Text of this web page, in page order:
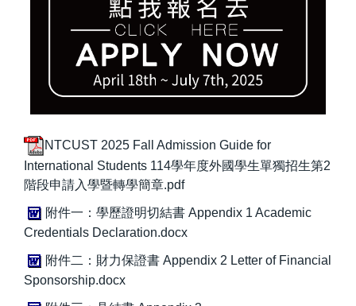
NTCUST 2025 Fall Admission Guide for
International Students 114學年度外國學生單獨招生第2
階段申請入學暨轉學簡章.pdf
附件一：學歷證明切結書 Appendix 1 Academic
Credentials Declaration.docx
附件二：財力保證書 Appendix 2 Letter of Financial
Sponsorship.docx